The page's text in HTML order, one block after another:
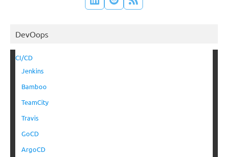
DevOops
CI/CD
Jenkins
Bamboo
TeamCity
Travis
GoCD
ArgoCD